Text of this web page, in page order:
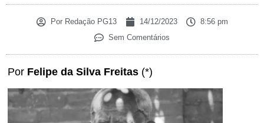
PorRedação PG13 14/12/2023
8:56 pm
Sem Comentários
Por Felipe da Silva Freitas (*)